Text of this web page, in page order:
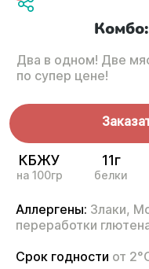
Два в одном! Две
по супер цене!
КБЖУ
на 100гр
11г
белки
Аллергены: Злаки,
переработки
Срок годности от